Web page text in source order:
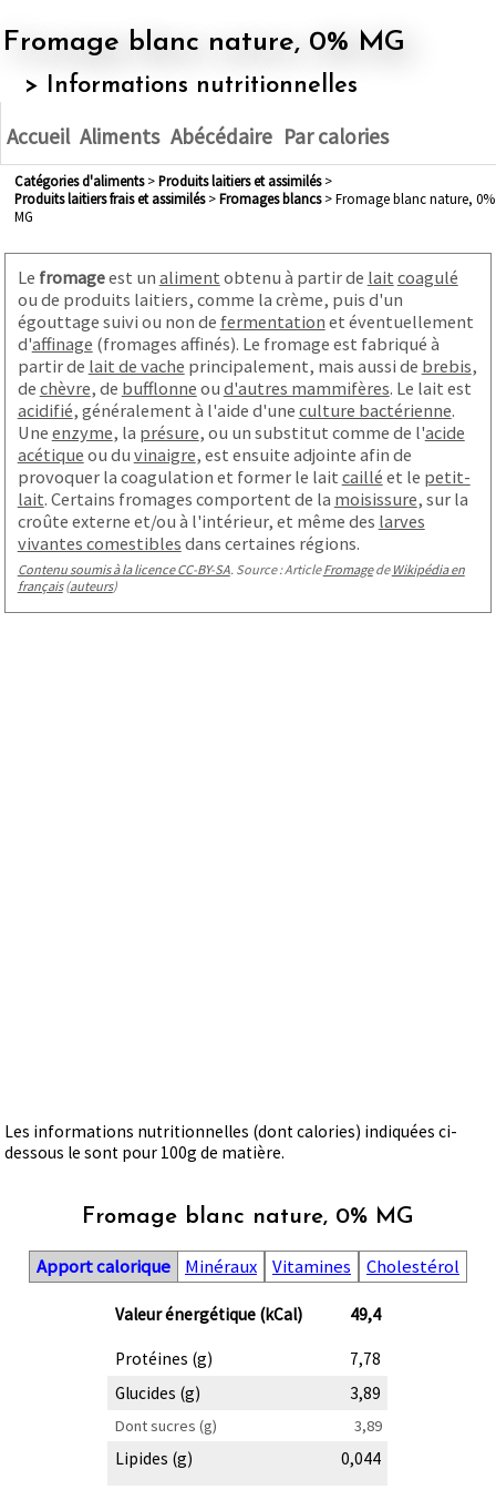
Fromage blanc nature, 0% MG
> Informations nutritionnelles
Accueil Aliments Abécédaire Par calories
Catégories d'aliments> produits laitiers et assimilés>
produits laitiers frais et assimilés> fromages blancs> Fromage blanc nature, 0%
MG
Le fromageest un aliment obtenu à partir de lait coagulé
ou de produits laitiers, comme la crème, puis d'un
égouttage suivi ou non de fermentation et éventuellement
d'affinage (fromages affinés). Le fromage est fabriqué à
partir de lait de vache principalement, mais aussi de brebis,
de chèvre, de bufflonne ou d'autres mammifères. Le lait est
acidifié, généralement à l'aide d'une culture bactérienne.
Une enzyme, la présure, ou un substitut comme de l'acide
acétique ou du vinaigre, est ensuite adjointe afin de
provoquer la coagulation et former le lait caillé et le petit-
lait. Certains fromages comportent de la moisissure, sur la
croûte externe et/ou à l'intérieur, et même des larves
vivantes comestibles dans certaines régions.
Contenu soumis à la licence CC-BY-SA. Source : ArticleFromagede Wikipédia en
français(auteurs)
Les informations nutritionnelles (dont calories) indiquées ci-
dessous le sont pour 100g de matière.
Fromage blanc nature, 0% MG
Apport calorique Minéraux Vitamines Cholestérol
Valeur énergétique (kCal) 49,4
Protéines (g)
7,78
Glucides (g)
3,89
Dont sucres (g) 3,89
Lipides (g) 0,044